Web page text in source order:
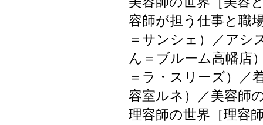
容師が担う仕事と職
＝サンシェ）／アシ
ん＝ブルーム高幡店
＝ラ・スリーズ）／
容室ルネ）／美容師
理容師の世界［理容